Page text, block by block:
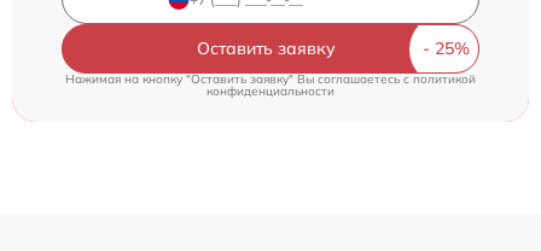
Оставить заявку
Нажимая на кнопку "Оставить заявку" Вы соглашаетесь cполитикой
конфиденциальности